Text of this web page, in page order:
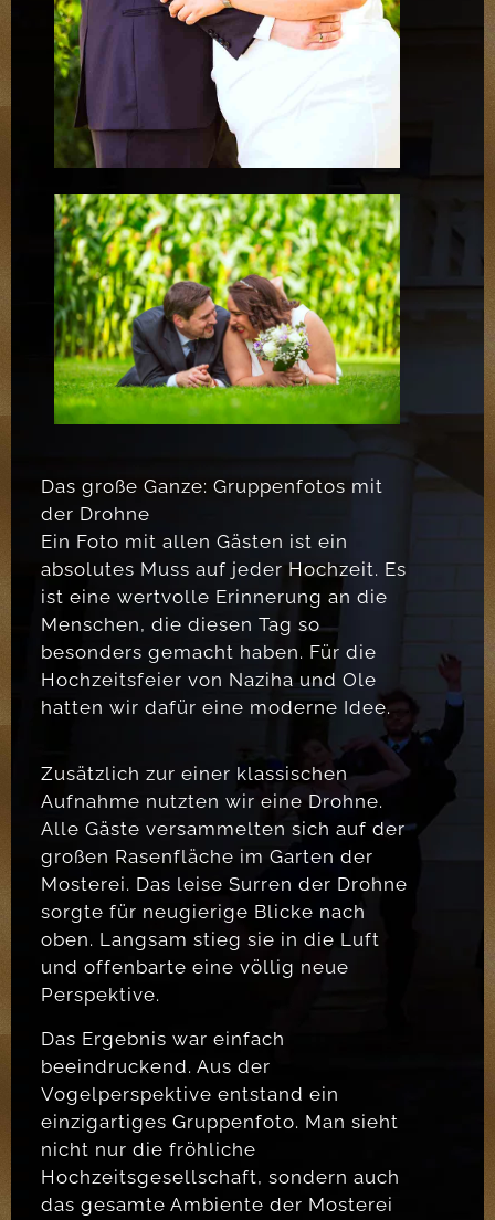
Das große Ganze: Gruppenfotos mit
der Drohne
Ein Foto mit allen Gästen ist ein
absolutes Muss auf jeder Hochzeit. Es
ist eine wertvolle Erinnerung an die
Menschen, die diesen Tag so
besonders gemacht haben. Für die
Hochzeitsfeier von Naziha und Ole
hatten wir dafür eine moderne Idee.
Zusätzlich zur einer klassischen
Aufnahme nutzten wir eine Drohne.
Alle Gäste versammelten sich auf der
großen Rasenfläche im Garten der
Mosterei. Das leise Surren der Drohne
sorgte für neugierige Blicke nach
oben. Langsam stieg sie in die Luft
und offenbarte eine völlig neue
Perspektive.
Das Ergebnis war einfach
beeindruckend. Aus der
Vogelperspektive entstand ein
einzigartiges Gruppenfoto. Man sieht
nicht nur die fröhliche
Hochzeitsgesellschaft, sondern auch
das gesamte Ambiente der Mosterei